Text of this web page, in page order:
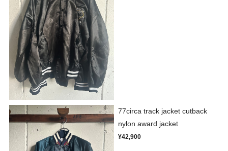
77circa track jacket cutback
nylon award jacket
¥42,900